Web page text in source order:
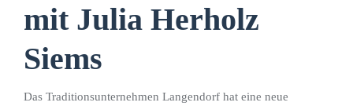
mit Julia Herholz
Siems
Das Traditionsunternehmen Langendorf hat eine neue